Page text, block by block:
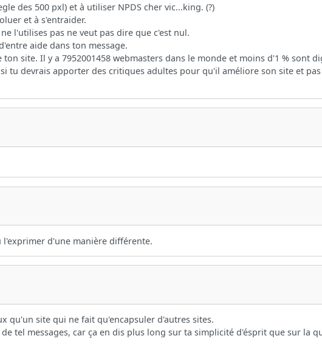
des 500 pxl) et à utiliser NPDS cher vic...king. (?)
et à s'entraider.
l'utilises pas ne veut pas dire que c'est nul.
aide dans ton message.
site. Il y a 7952001458 webmasters dans le monde et moins d'1 % sont
tu devrais apporter des critiques adultes pour qu'il améliore son site et
l'exprimer d'une manière différente.
qu'un site qui ne fait qu'encapsuler d'autres sites.
tel messages, car ça en dis plus long sur ta simplicité d'ésprit que sur la